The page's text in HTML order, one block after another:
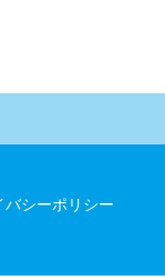
バシーポリシー